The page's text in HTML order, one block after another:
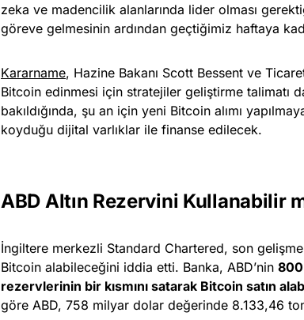
zeka ve madencilik alanlarında lider olması
göreve gelmesinin ardından geçtiğimiz haftaya
Kararname, Hazine Bakanı Scott Bessent ve
Bitcoin edinmesi için stratejiler geliştirme talimatı
bakıldığında, şu an için yeni Bitcoin alımı
koyduğu dijital varlıklar ile finanse edilecek.
ABD Altın Rezervini Kullanabilir
İngiltere merkezli Standard Chartered, son
Bitcoin alabileceğini iddia etti. Banka, ABD’nin 800
rezervlerinin bir kısmını satarak Bitcoin satın
göre ABD, 758 milyar dolar değerinde 8.133,46